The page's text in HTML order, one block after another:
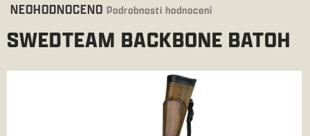
Průměrné
produktu
0,0
NEOHODNOCENO Podrobnosti hodnocení
SWEDTEAM BACKBONE BATOH